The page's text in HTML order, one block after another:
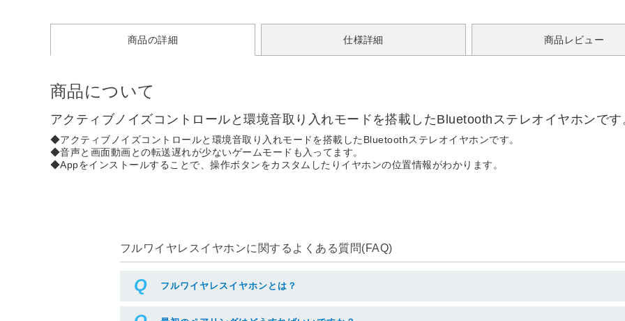
商品の詳細 仕様詳細 商品レビュー
商品について
アクティブノイズコントロールと環境音取り入れモードを搭載したBluetoothステレオイヤホンです
◆アクティブノイズコントロールと環境音取り入れモードを搭載したBluetoothステレオイヤホンです。
◆音声と画面動画との転送遅れが少ないゲームモードも入ってます。
◆Appをインストールすることで、操作ボタンをカスタムしたりイヤホンの位置情報がわかります。
フルワイヤレスイヤホンに関するよくある質問(FAQ)
フルワイヤレスイヤホンとは？